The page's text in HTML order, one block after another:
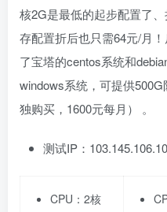
核2G是最低的起步配置了
存配置折后也只需64元/月
了宝塔的centos系统和
windows系统，可提供
独购买，1600元每月） 。
测试IP：
CPU：2核